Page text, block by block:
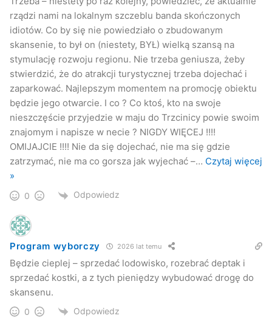
rządzi nami na lokalnym szczeblu banda skończonych
idiotów. Co by się nie powiedziało o zbudowanym
skansenie, to był on (niestety, BYŁ) wielką szansą na
stymulację rozwoju regionu. Nie trzeba geniusza, żeby
stwierdzić, że do atrakcji turystycznej trzeba dojechać i
zaparkować. Najlepszym momentem na promocję obiektu
będzie jego otwarcie. I co ? Co ktoś, kto na swoje
nieszczęście przyjedzie w maju do Trzcinicy powie swoim
znajomym i napisze w necie ? NIGDY WIĘCEJ !!!!
OMIJAJCIE !!!! Nie da się dojechać, nie ma się gdzie
zatrzymać, nie ma co gorsza jak wyjechać –… Czytaj więcej
»
0 Odpowiedz
Program wyborczy 2026 lat temu
Będzie cieplej – sprzedać lodowisko, rozebrać deptak i
sprzedać kostki, a z tych pieniędzy wybudować drogę do
skansenu.
0 Odpowiedz